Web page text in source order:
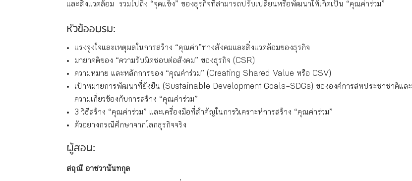
และสิ่งแวดล้อม รวมไปถึง “จุดแข็ง” ของธุรกิจที่สามารถปรับเปลี่ยนหรือพัฒนาให้เกิดเป็น “คุณค่าร่วม”
หัวข้ออบรม:
แรงจูงใจและเหตุผลในการสร้าง “คุณค่า”ทางสังคมและสิ่งแวดล้อมของธุรกิจ
มายาคติของ “ความรับผิดชอบต่อสังคม” ของธุรกิจ (CSR)
ความหมาย และหลักการของ “คุณค่าร่วม” (Creating Shared Value หรือ CSV)
เป้าหมายการพัฒนาที่ยั่งยืน (Sustainable Development Goals–SDGs) ขององค์การสหประชาชาติและ
ความเกี่ยวข้องกับการสร้าง “คุณค่าร่วม”
3 วิธีสร้าง “คุณค่าร่วม” และเครื่องมือที่สำคัญในการวิเคราะห์การสร้าง “คุณค่าร่วม”
ตัวอย่างกรณีศึกษาจากโลกธุรกิจจริง
ผู้สอน:
สฤณี อาชวานันทกุล